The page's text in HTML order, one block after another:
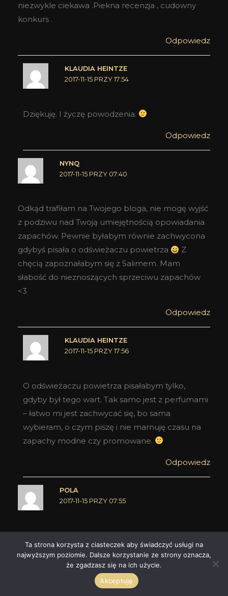
niezwykle ciekawa .Piekna recenzja , cudowny
konkurs .
Odpowiedz
KLAUDIA HEINTZE
2017-11-15 PRZY 17:54
Dziękuję. I życzę powodzenia.
Odpowiedz
NYNQ
2017-11-15 PRZY 07:40
Odkąd trafiłam na Twojego bloga, nie mogę wyjść
z podziwu nad Twoją umiejętnością opowiadania
zapachów. Pewnie byłabym równie zachwycona
gdybyś pisała o odświeżaczu powietrza
Z
chęcią zapoznałabym się z Salimem. Mam
słabość do nieznoszących sprzeciwu zapachów
<3
Odpowiedz
KLAUDIA HEINTZE
2017-11-15 PRZY 17:56
O odświeżaczu powietrza pisałabym tylko,
gdyby był tego wart. Tak samo jest z perfumami
– łatwo mi jest zachwycać się, bo sama
wybieram, o czym piszę i nie marnuję czasu na
zapachy modne czy promowane.
Odpowiedz
POLA
2017-11-15 PRZY 07:55
Zdjęcie udostępnione :).
Odpowiedz
KLAUDIA HEINTZE
Ta strona korzysta z ciasteczek aby świadczyć usługi na
najwyższym poziomie. Dalsze korzystanie ze strony oznacza,
że zgadzasz się na ich użycie.
Akceptuję